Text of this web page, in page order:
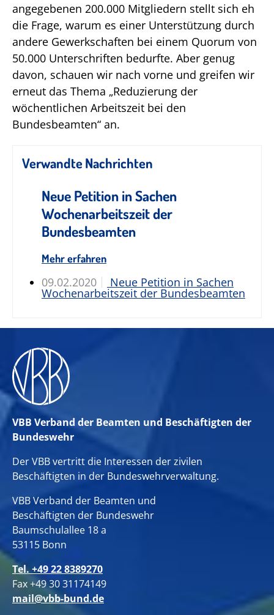
angegebenen 200.000 Mitgliedern stellt sich eh
die Frage, warum es einer Unterstützung durch
andere Gewerkschaften bei einem Quorum von
50.000 Unterschriften bedurfte. Aber genug
davon, schauen wir nach vorne und greifen wir
erneut das Thema „Reduzierung der
wöchentlichen Arbeitszeit bei den
Bundesbeamten“ an.
Verwandte Nachrichten
Neue Petition in Sachen
Wochenarbeitszeit der
Bundesbeamten
Mehr erfahren
09.02.2020 Neue Petition in Sachen
Wochenarbeitszeit der Bundesbeamten
VBB Verband der Beamten und Beschäftigten der
Bundeswehr
Der VBB vertritt die Interessen der zivilen
Beschäftigten in der Bundeswehrverwaltung.
VBB Verband der Beamten und
Beschäftigten der Bundeswehr
Baumschulallee 18 a
53115 Bonn
Tel. +49 22 8389270
Fax +49 30 31174149
mail@vbb-bund.de